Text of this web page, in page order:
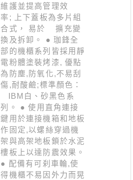
維護並提高管理效
率; 上下蓋板為多片組
合式， 易於 擴充變
換及拆卸。 ● 珈鋒全
部的機櫃系列皆採用靜
電粉體塗裝烤漆, 優點
為防塵,防氧化,不易刮
傷,耐酸鹼;標準顏色：
IBM白、砂黑色系
列。 ● 使用直角連接
鍵用於連接機箱和地板
作固定,以螺絲穿過機
架與高架地板鎖於水泥
樓板上以達防震效果。
● 配備有可刹車輪,使
得機櫃不易因外力而晃